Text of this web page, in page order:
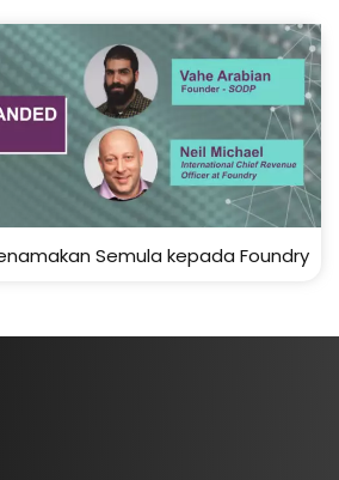
Semula kepada Foundry